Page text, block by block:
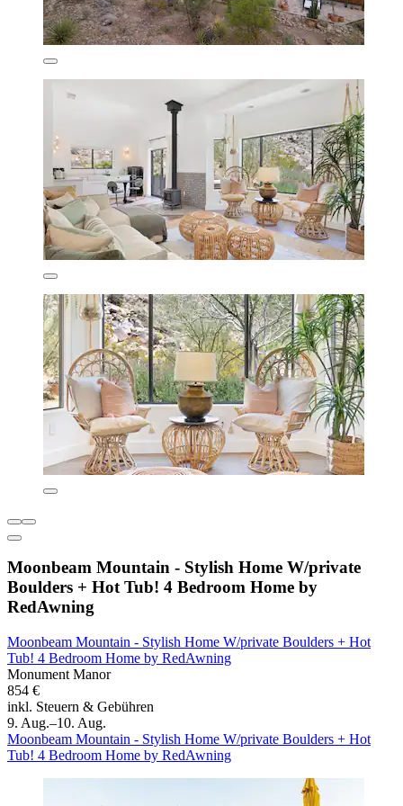
Moonbeam Mountain - Stylish Home W/private
Boulders + Hot Tub! 4 Bedroom Home by
RedAwning
Moonbeam Mountain - Stylish Home W/private Boulders + Hot
Tub! 4 Bedroom Home by RedAwning
Monument Manor
854 €
inkl. Steuern & Gebühren
9. Aug.–10. Aug.
Moonbeam Mountain - Stylish Home W/private Boulders + Hot
Tub! 4 Bedroom Home by RedAwning